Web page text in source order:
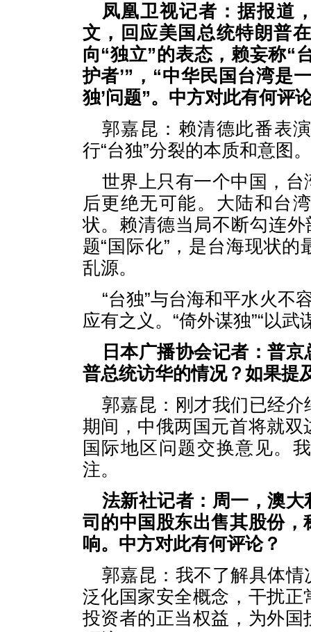
凤凰卫视记者：据报道
文，回应美国总统特朗普
向“独立”的表态，赖妄称“
护者’”，“中华民国台湾是
独’问题”。中方对此有何评
郭嘉昆：赖清德此番表
行“台独”分裂的本质和意图。
世界上只有一个中国，
后更绝无可能。大陆和台
状。赖清德当局不断勾连
题“国际化”，是台海现状
乱源。
“台独”与台海和平水火不
应有之义。“倚外谋独”“以
日本广播协会记者：普
普总统访华的情况？如果提
郭嘉昆：刚才我们已经
期间，中俄两国元首将就
国际地区问题交换意见。
注。
法新社记者：周一，澳
司的中国股东出售其股份
响。中方对此有何评论？
郭嘉昆：我不了解具体
泛化国家安全概念，干扰
投资者的正当权益，为外